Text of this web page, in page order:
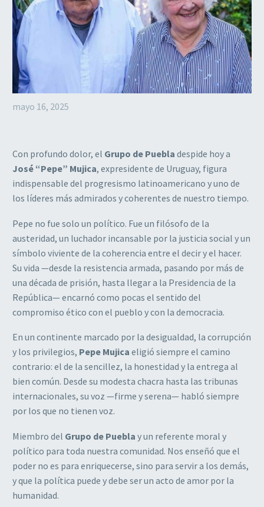
mayo 16, 2025
Con profundo dolor, el Grupo de Puebla despide hoy a
José “Pepe” Mujica, expresidente de Uruguay, figura
indispensable del progresismo latinoamericano y uno de
los líderes más admirados y coherentes de nuestro tiempo.
Pepe no fue solo un político. Fue un filósofo de la
austeridad, un luchador incansable por la justicia social y un
símbolo viviente de la coherencia entre el decir y el hacer.
Su vida —desde la resistencia armada, pasando por más de
una década de prisión, hasta llegar a la Presidencia de la
República— encarnó como pocas el sentido del
compromiso ético con el pueblo y con la democracia.
En un continente marcado por la desigualdad, la corrupción
y los privilegios, Pepe Mujica eligió siempre el camino
contrario: el de la sencillez, la honestidad y la entrega al
bien común. Desde su modesta chacra hasta las tribunas
internacionales, su voz —firme y serena— habló siempre
por los que no tienen voz.
Miembro del Grupo de Puebla y un referente moral y
político para toda nuestra comunidad. Nos enseñó que el
poder no es para enriquecerse, sino para servir a los demás,
y que la política puede y debe ser un acto de amor por la
humanidad.